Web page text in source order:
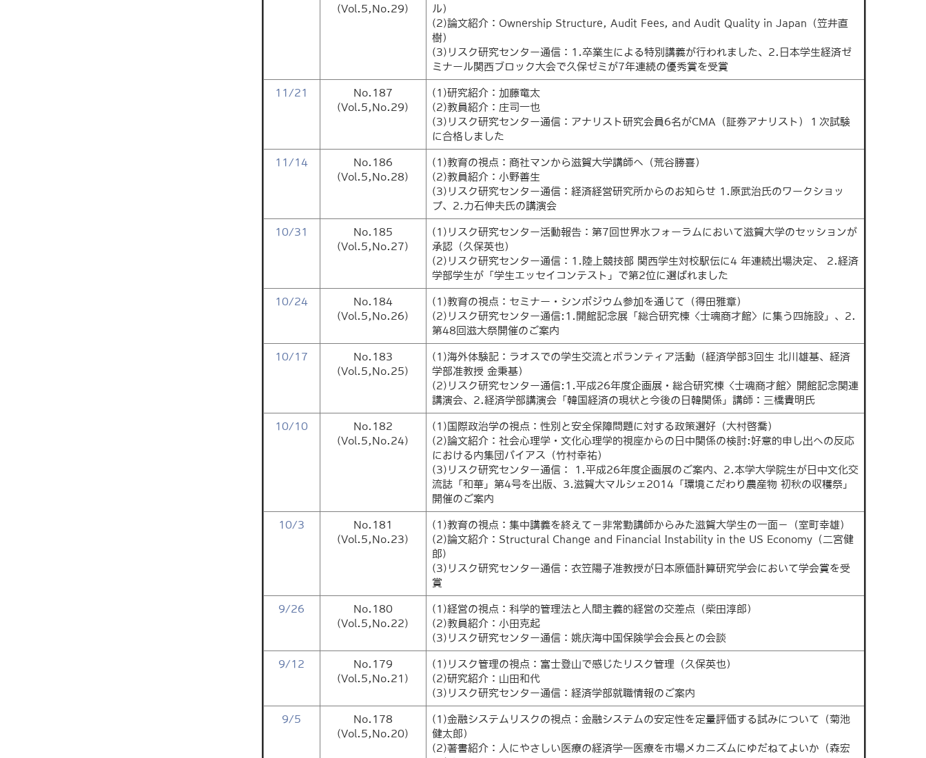
(Vol.5,No.29)
ル）
(2)論文紹介：Ownership Structure, Audit Fees, and Audit Quality in Japan（笠井直
樹）
(3)リスク研究センター通信：1.卒業生による特別講義が行われました、2.日本学生経済ゼ
ミナール関西ブロック大会で久保ゼミが7年連続の優秀賞を受賞
11/21
No.187
(Vol.5,No.29)
(1)研究紹介：加藤竜太
(2)教員紹介：庄司一也
(3)リスク研究センター通信：アナリスト研究会員6名がCMA（証券アナリスト）１次試験
に合格しました
11/14
No.186
(Vol.5,No.28)
(1)教育の視点：商社マンから滋賀大学講師へ（荒谷勝喜）
(2)教員紹介：小野善生
(3)リスク研究センター通信：経済経営研究所からのお知らせ 1.原武治氏のワークショッ
プ、2.力石伸夫氏の講演会
10/31
No.185
(Vol.5,No.27)
(1)リスク研究センター活動報告：第7回世界水フォーラムにおいて滋賀大学のセッションが
承認（久保英也）
(2)リスク研究センター通信：1.陸上競技部 関西学生対校駅伝に4 年連続出場決定、 2.経済
学部学生が「学生エッセイコンテスト」で第2位に選ばれました
10/24
No.184
(Vol.5,No.26)
(1)教育の視点：セミナー・シンポジウム参加を通じて（得田雅章）
(2)リスク研究センター通信:1.開館記念展「総合研究棟〈士魂商才館〉に集う四施設」、2.
第48回滋大祭開催のご案内
10/17
No.183
(Vol.5,No.25)
(1)海外体験記：ラオスでの学生交流とボランティア活動（経済学部3回生 北川雄基、経済
学部准教授 金秉基）
(2)リスク研究センター通信:1.平成26年度企画展・総合研究棟〈士魂商才館〉開館記念関連
講演会、2.経済学部講演会「韓国経済の現状と今後の日韓関係」講師：三橋貴明氏
10/10
No.182
(Vol.5,No.24)
(1)国際政治学の視点：性別と安全保障問題に対する政策選好（大村啓喬）
(2)論文紹介：社会心理学・文化心理学的視座からの日中関係の検討:好意的申し出への反応
における内集団バイアス（竹村幸祐）
(3)リスク研究センター通信： 1.平成26年度企画展のご案内、2.本学大学院生が日中文化交
流誌「和華」第4号を出版、3.滋賀大マルシェ2014「環境こだわり農産物 初秋の収穫祭」
開催のご案内
10/3
No.181
(Vol.5,No.23)
(1)教育の視点：集中講義を終えて－非常勤講師からみた滋賀大学生の一面－（室町幸雄）
(2)論文紹介：Structural Change and Financial Instability in the US Economy（二宮健
郎)
(3)リスク研究センター通信：衣笠陽子准教授が日本原価計算研究学会において学会賞を受
賞
9/26
No.180
(Vol.5,No.22)
(1)経営の視点：科学的管理法と人間主義的経営の交差点（柴田淳郎）
(2)教員紹介：小田克起
(3)リスク研究センター通信：姚庆海中国保険学会会長との会談
9/12
No.179
(Vol.5,No.21)
(1)リスク管理の視点：富士登山で感じたリスク管理（久保英也）
(2)研究紹介：山田和代
(3)リスク研究センター通信：経済学部就職情報のご案内
9/5
No.178
(Vol.5,No.20)
(1)金融システムリスクの視点：金融システムの安定性を定量評価する試みについて（菊池
健太郎）
(2)著書紹介：人にやさしい医療の経済学―医療を市場メカニズムにゆだねてよいか（森宏